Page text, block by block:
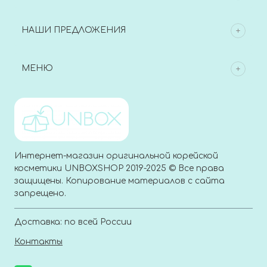
НАШИ ПРЕДЛОЖЕНИЯ
МЕНЮ
Интернет-магазин оригинальной корейской
косметики UNBOXSHOP 2019-2025 © Все права
защищены. Копирование материалов с сайта
запрещено.
Доставка: по всей России
Контакты